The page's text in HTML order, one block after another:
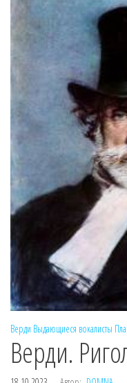
Верди Выдающиеся вокалисты
Верди.